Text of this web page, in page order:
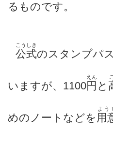
るものです。
公式
こうしき
のスタンプパ
いますが、1100円
えん
と
めのノートなどを 用
よう